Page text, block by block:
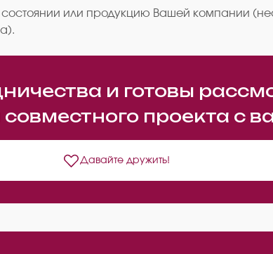
или продукцию Вашей компании
и готовы
проекта с
Давайте дружить!